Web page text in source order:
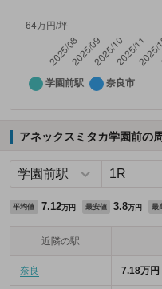
アネックスミタカ学園前の
平均値 7.12万円 最安値 3.8万円 最
近隣の駅
奈良 7.18万円